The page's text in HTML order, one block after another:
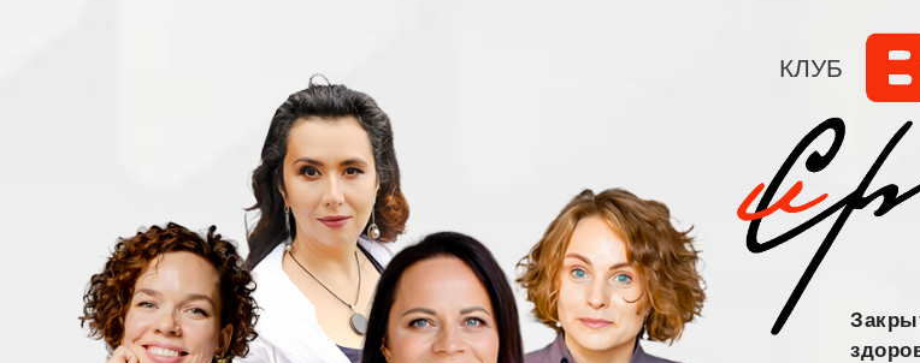
КЛУБ